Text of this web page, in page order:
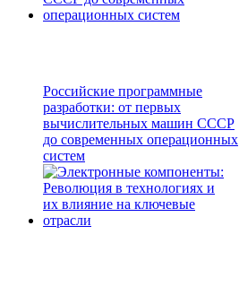
Российские программные
разработки: от первых
вычислительных машин СССР
до современных операционных
систем